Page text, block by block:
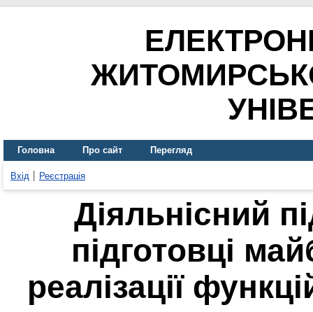
Головна Про сайт Перегляд
Вхід Реєстрація
Діяльнісний
підготовці
реалізації